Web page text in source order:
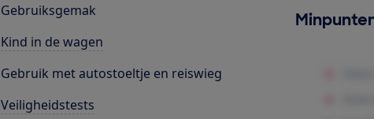
Gebruiksgemak
Kind in de wagen
Gebruik met autostoeltje en reiswieg
Veiligheidstests